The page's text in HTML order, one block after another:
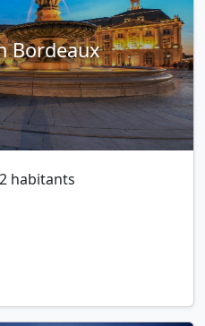
Bordeaux
habitants